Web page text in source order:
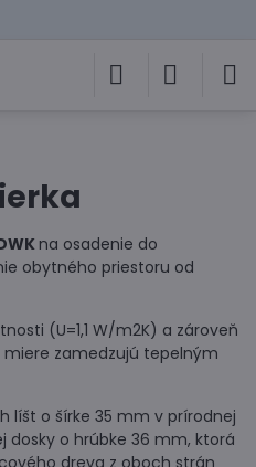
na osadenie do
obytného priestoru od
(U=1,1 W/m2K) a zároveň
zamedzujú tepelným
líšt o šírke 35 mm v prírodnej
o hrúbke 36 mm, ktorá
dreva z oboch strán